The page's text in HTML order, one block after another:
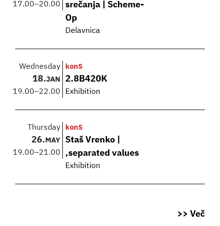
17.00–20.00
srečanja | Scheme-
Op
Delavnica
Wednesday
18.JAN
19.00–22.00
konS
2.8B420K
Exhibition
Thursday
26. MAY
19.00–21.00
konS
Staš Vrenko |
,separated values
Exhibition
>> Več